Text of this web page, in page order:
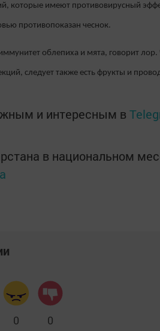
которые имеют противовирусный
противопоказан чеснок.
облепиха и мята, говорит лор.
следует также есть фрукты и
и интересным в
в национальном
0 0